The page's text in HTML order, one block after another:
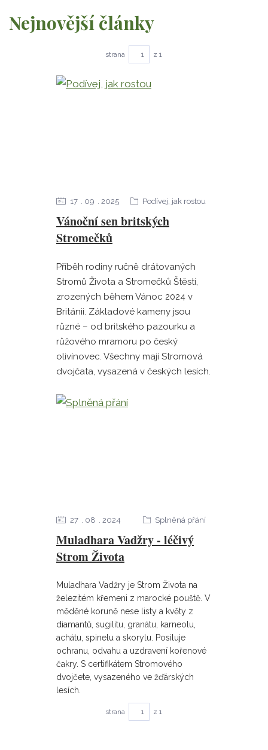
Nejnovější články
strana z 1
Vánoční sen britských
Stromečků
17 09 2025 Podívej, jak rostou
Příběh rodiny ručně drátovaných
Stromů Života a Stromečků Štěstí,
zrozených během Vánoc 2024 v
Británii. Základové kameny jsou
různé – od britského pazourku a
růžového mramoru po český
olivínovec. Všechny mají Stromová
dvojčata, vysazená v českých lesích.
Muladhara Vadžry - léčivý
Strom Života
27 08 2024 Splněná přání
Muladhara Vadžry je Strom Života na
železitém křemeni z marocké pouště. V
měděné koruně nese listy a květy z
diamantů, sugilitu, granátu, karneolu,
achátu, spinelu a skorylu. Posiluje
ochranu, odvahu a uzdravení kořenové
čakry. S certifikátem Stromového
dvojčete, vysazeného ve žďárských
lesích.
strana z 1